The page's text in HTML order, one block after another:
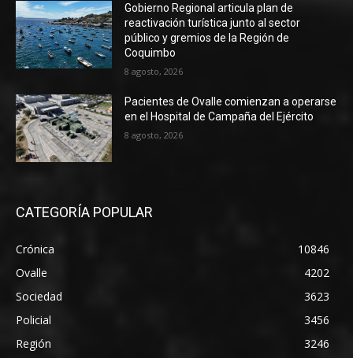
Gobierno Regional articula plan de
reactivación turística junto al sector
público y gremios de la Región de
Coquimbo
8 agosto, 2026
Pacientes de Ovalle comienzan a operarse
en el Hospital de Campaña del Ejército
8 agosto, 2026
CATEGORÍA POPULAR
Crónica
10846
Ovalle
4202
Sociedad
3623
Policial
3456
Región
3246